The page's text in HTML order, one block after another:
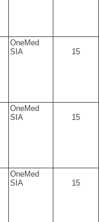
OneMed
SIA
15
OneMed
SIA
15
OneMed
SIA
15